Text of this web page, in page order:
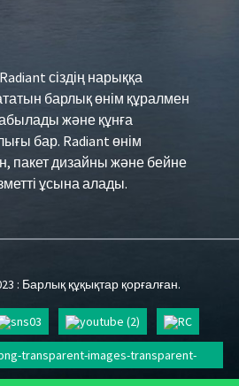
сіздің нарыққа
барлық өнім құралмен
және құнға
бар. Radiant өнім
пакет дизайны және бейне
ұсына алады.
: Барлық құқықтар қорғалған.